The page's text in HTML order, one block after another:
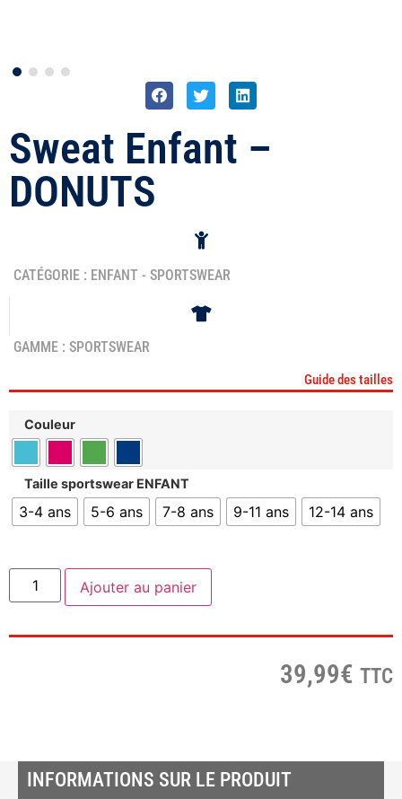
Sweat Enfant –
DONUTS
CATÉGORIE : ENFANT - SPORTSWEAR
GAMME : SPORTSWEAR
Guide des tailles
Couleur
Taille sportswear ENFANT
3-4 ans 5-6 ans 7-8 ans 9-11 ans 12-14 ans
Ajouter au panier
39,99€ TTC
INFORMATIONS SUR LE PRODUIT